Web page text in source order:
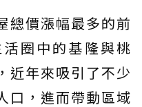
總價漲幅最多的前
圈中的基隆與桃
近年來吸引了不少
口，進而帶動區域